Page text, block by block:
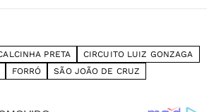
PRETA
CIRCUITO LUIZ GONZAGA
FORRÓ SÃO JOÃO DE CRUZ